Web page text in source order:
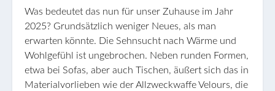
Was bedeutet das nun für unser Zuhause im Jahr
2025? Grundsätzlich weniger Neues, als man
erwarten könnte. Die Sehnsucht nach Wärme und
Wohlgefühl ist ungebrochen. Neben runden Formen,
etwa bei Sofas, aber auch Tischen, äußert sich das in
Materialvorlieben wie der Allzweckwaffe Velours, die